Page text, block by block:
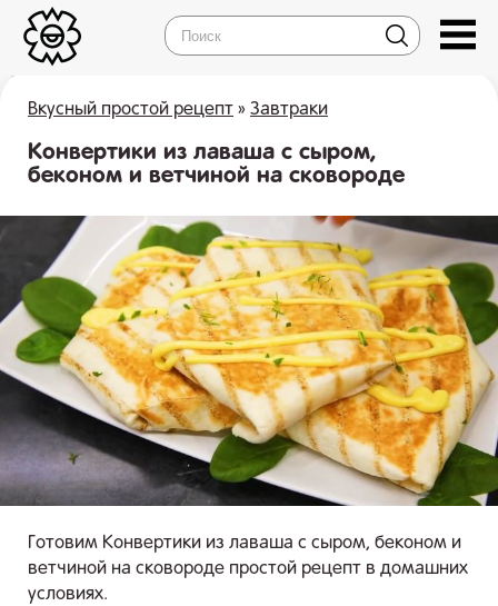
Вкусный простой рецепт » Завтраки
Конвертики из лаваша с сыром,
беконом и ветчиной на сковороде
Готовим Конвертики из лаваша с сыром, беконом и
ветчиной на сковороде простой рецепт в домашних
условиях.